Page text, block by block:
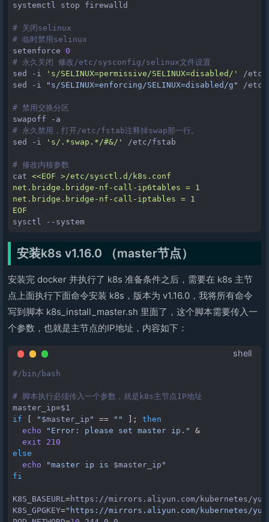
systemctl
stop firewalld
# 关闭selinux
# 临时禁用selinux
setenforce 0
# 永久关闭 修改/etc/sysconfig/selinux文件设置
sed
-i 's/SELINUX=permissive/SELINUX=disabled/'
/etc/
sed
-i "s/SELINUX=enforcing/SELINUX=disabled/g" /etc/
# 禁用交换分区
swapoff
# 永久禁用，打开/etc/fstab注释掉swap那一行。
sed
-i 's/.*swap.*/#&/' /etc/fstab
# 修改内核参数
cat <<EOF >/etc/sysctl.d/k8s.conf
net.bridge.bridge-nf-call-ip6tables = 1
net.bridge.bridge-nf-call-iptables = 1
EOF
sysctl
安装k8s v1.16.0 （master节点）
安装完 docker 并执行了 k8s 准备条件之后，需要在 k8s 主节
点上面执行下面命令安装 k8s，版本为 v1.16.0，我将所有命令
写到脚本 k8s_install_master.sh 里面了，这个脚本需要传入一
个参数，也就是主节点的IP地址，内容如下：
shell
#/bin/bash
# 脚本执行必须传入一个参数，就是k8s主节点IP地址
master_ip=$1
if
" $master_ip " == "" ;
then
echo
"Error: please set master ip."
&
exit
210
else
echo
"master ip is $master_ip "
fi
K8S_BASEURL=
K8S_GPGKEY="https://mirrors.aliyun.com/kubernetes/